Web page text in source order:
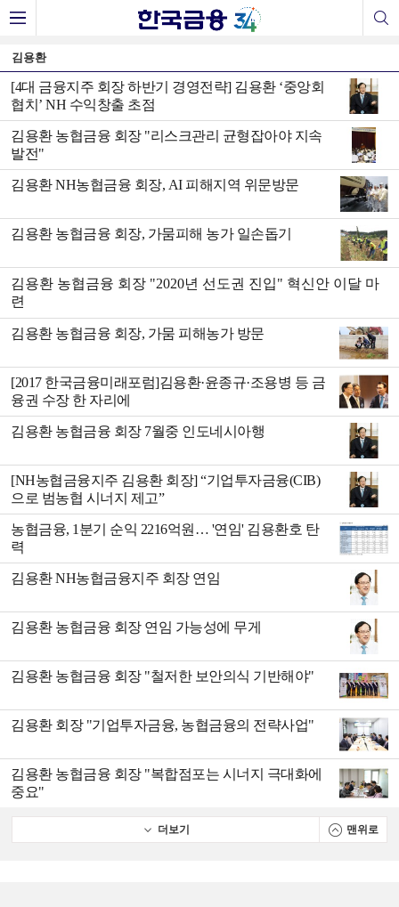
김용환
[4대 금융지주 회장 하반기 경영전략] 김용환 ‘중앙회
협치’ NH 수익창출 초점
김용환 농협금융 회장 "리스크관리 균형잡아야 지속
발전"
김용환 NH농협금융 회장, AI 피해지역 위문방문
김용환 농협금융 회장, 가뭄피해 농가 일손돕기
김용환 농협금융 회장 "2020년 선도권 진입" 혁신안 이달 마
련
김용환 농협금융 회장, 가뭄 피해농가 방문
[2017 한국금융미래포럼]김용환·윤종규·조용병 등 금
융권 수장 한 자리에
김용환 농협금융 회장 7월중 인도네시아행
[NH농협금융지주 김용환 회장] “기업투자금융(CIB)
으로 범농협 시너지 제고”
농협금융, 1분기 순익 2216억원… '연임' 김용환호 탄
력
김용환 NH농협금융지주 회장 연임
김용환 농협금융 회장 연임 가능성에 무게
김용환 농협금융 회장 "철저한 보안의식 기반해야"
김용환 회장 "기업투자금융, 농협금융의 전략사업"
김용환 농협금융 회장 "복합점포는 시너지 극대화에
중요"
더보기 맨위로